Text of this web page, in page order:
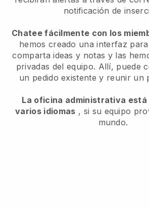
notificación de
Chatee fácilmente con los
hemos creado una interfaz
comparta ideas y notas y las
privadas del equipo. Allí, puede
un pedido existente y reunir un
La oficina administrativa está
varios idiomas , si su equipo
mundo.